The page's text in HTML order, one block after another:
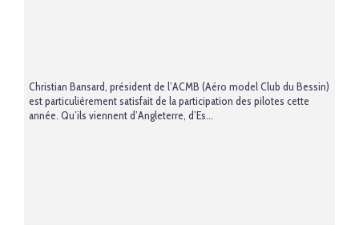
Christian Bansard, président de l’ACMB (Aéro model Club du Bessin)
est particulièrement satisfait de la participation des pilotes cette
année. Qu’ils viennent d’Angleterre, d’Es...